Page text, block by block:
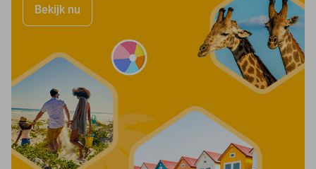
Bekijk nu